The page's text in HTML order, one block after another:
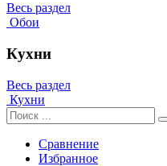
Весь раздел
Обои
Кухни
Весь раздел
Кухни
Сравнение
Избранное